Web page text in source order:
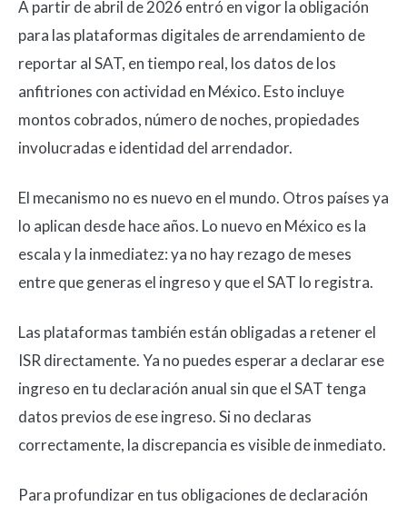
A partir de abril de 2026 entró en vigor la obligación
para las plataformas digitales de arrendamiento de
reportar al SAT, en tiempo real, los datos de los
anfitriones con actividad en México. Esto incluye
montos cobrados, número de noches, propiedades
involucradas e identidad del arrendador.
El mecanismo no es nuevo en el mundo. Otros países ya
lo aplican desde hace años. Lo nuevo en México es la
escala y la inmediatez: ya no hay rezago de meses
entre que generas el ingreso y que el SAT lo registra.
Las plataformas también están obligadas a retener el
ISR directamente. Ya no puedes esperar a declarar ese
ingreso en tu declaración anual sin que el SAT tenga
datos previos de ese ingreso. Si no declaras
correctamente, la discrepancia es visible de inmediato.
Para profundizar en tus obligaciones de declaración